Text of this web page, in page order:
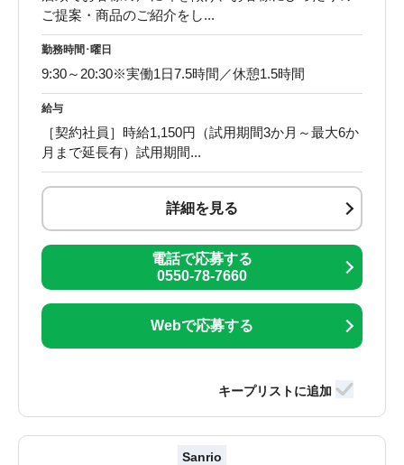
ご提案・商品のご紹介をし...
勤務時間･曜日
9:30～20:30※実働1日7.5時間／休憩1.5時間
給与
［契約社員］時給1,150円（試用期間3か月～最大6か
月まで延長有）試用期間...
詳細を見る
電話で応募する
0550-78-7660
Webで応募する
Sanrio